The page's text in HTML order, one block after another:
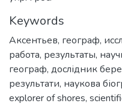
Keywords
Аксентьев, географ,
работа, результаты,
географ, дослідник
результати, наукова
explorer of shores,